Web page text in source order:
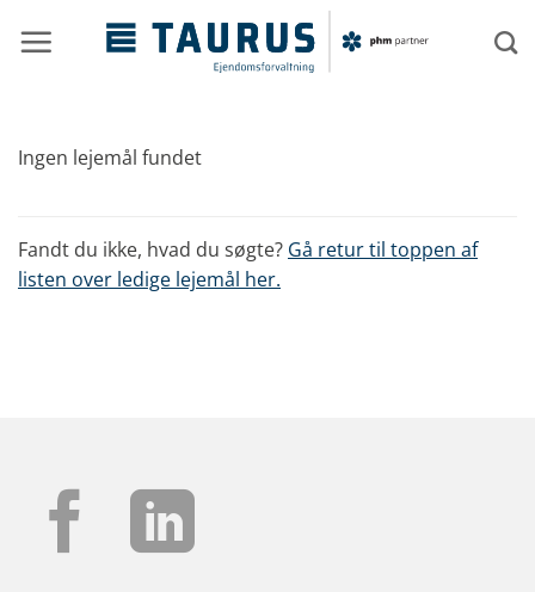
Ingen lejemål fundet
Fandt du ikke, hvad du søgte? Gå retur til toppen af
listen over ledige lejemål her.